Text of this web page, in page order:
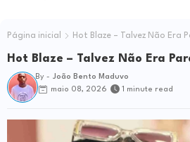
Página inicial Hot Blaze – Talvez Não Era
Hot Blaze – Talvez Não Era
By - João Bento Maduvo
maio 08, 2026
1 minute read